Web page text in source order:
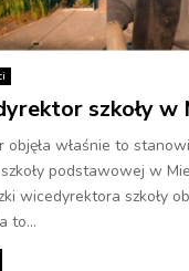
szkoły w
objęła właśnie to
podstawowej w
wicedyrektora szkoły
to...